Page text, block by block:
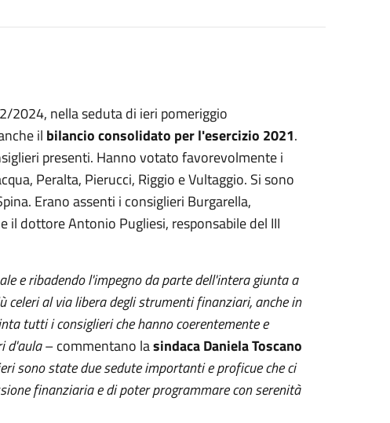
2024, nella seduta di ieri pomeriggio
il bilancio consolidato per l'esercizio 2021.
presenti. Hanno votato favorevolmente i
Peralta, Pierucci, Riggio e Vultaggio. Si sono
Erano assenti i consiglieri Burgarella,
il dottore Antonio Pugliesi, responsabile del III
e ribadendo l'impegno da parte dell'intera giunta a
al via libera degli strumenti finanziari, anche in
tutti i consiglieri che hanno coerentemente e
d'aula– commentano lasindaca Daniela Toscano
sono state due sedute importanti e proficue che ci
finanziaria e di poter programmare con serenità